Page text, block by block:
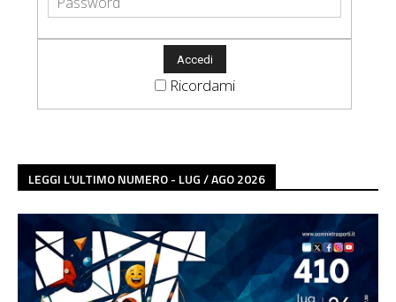
Ricordami
LEGGI L'ULTIMO NUMERO - LUG / AGO 2026